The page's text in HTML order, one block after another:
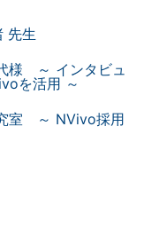
先生
様 ～ インタビュ
を活用 ～
室 ～ NVivo採用